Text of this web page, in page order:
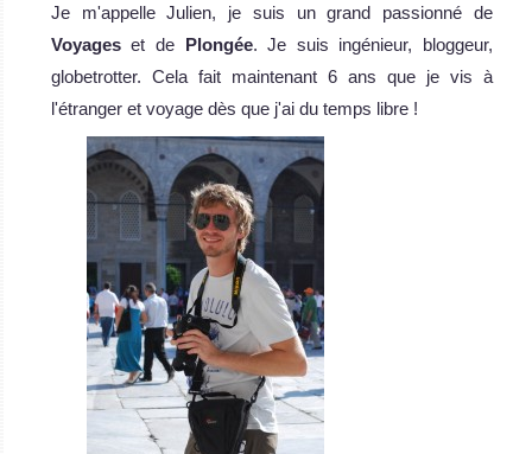
Je m'appelle Julien, je suis un grand passionné de
Voyageset de Plongée. Je suis ingénieur, bloggeur,
globetrotter. Cela fait maintenant 6 ans que je vis à
l'étranger et voyage dès que j'ai du temps libre !